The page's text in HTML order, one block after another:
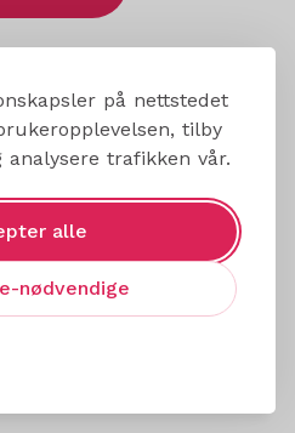
på nettstedet
tilby
trafikken vår.
alle
nødvendige